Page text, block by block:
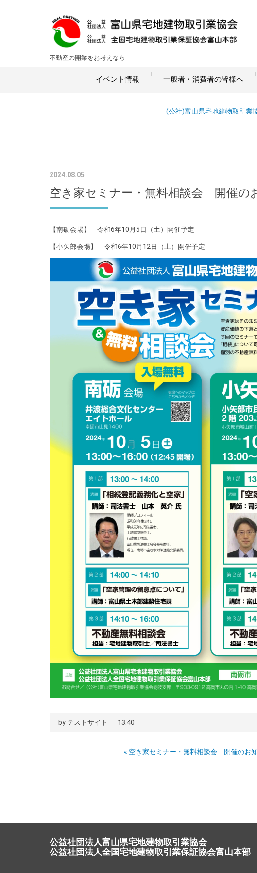
不動産の開業をお考えなら
イベント情報 一般者・消費者の皆様へ
(公社)富山県宅地建物取引業
2024.08.05
空き家セミナー・無料相談会 開催の
【南砺会場】 令和6年10月5日（土）開催予定
【小矢部会場】 令和6年10月12日（土）開催予定
by テストサイト 13:40
« 空き家セミナー・無料相談会 開催のお知
公益社団法人富山県宅地建物取引業協会
公益社団法人全国宅地建物取引業保証協会富山本部